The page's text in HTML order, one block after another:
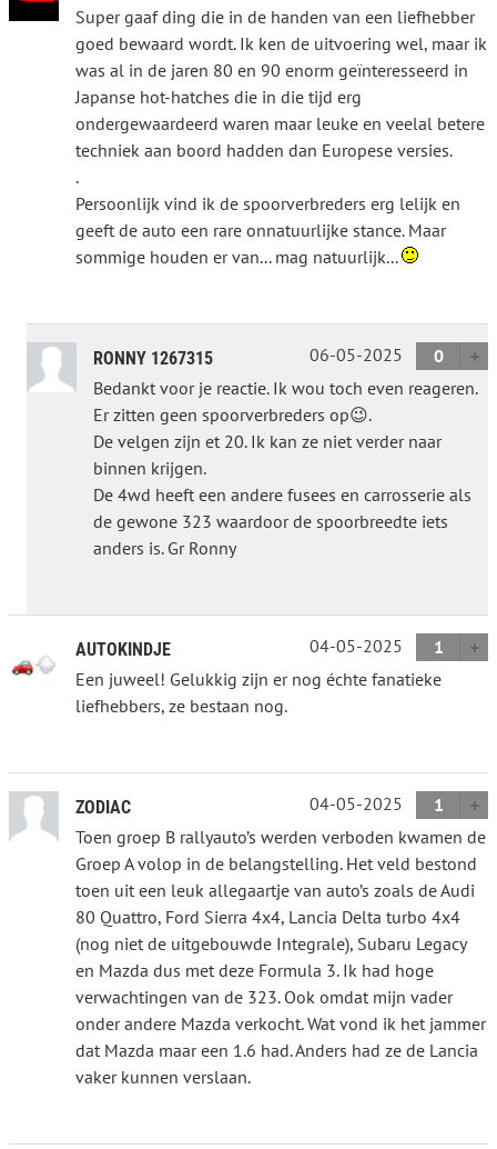
Super gaaf ding die in de handen van een liefhebber
goed bewaard wordt. Ik ken de uitvoering wel, maar ik
was al in de jaren 80 en 90 enorm geïnteresseerd in
Japanse hot-hatches die in die tijd erg
ondergewaardeerd waren maar leuke en veelal betere
techniek aan boord hadden dan Europese versies.
.
Persoonlijk vind ik de spoorverbreders erg lelijk en
geeft de auto een rare onnatuurlijke stance. Maar
sommige houden er van... mag natuurlijk...
RONNY 1267315 06-05-2025
0
Bedankt voor je reactie. Ik wou toch even reageren.
Er zitten geen spoorverbreders op😉.
De velgen zijn et 20. Ik kan ze niet verder naar
binnen krijgen.
De 4wd heeft een andere fusees en carrosserie als
de gewone 323 waardoor de spoorbreedte iets
anders is. Gr Ronny
AUTOKINDJE 04-05-2025
1
Een juweel! Gelukkig zijn er nog échte fanatieke
liefhebbers, ze bestaan nog.
ZODIAC 04-05-2025
1
Toen groep B rallyauto’s werden verboden kwamen de
Groep A volop in de belangstelling. Het veld bestond
toen uit een leuk allegaartje van auto’s zoals de Audi
80 Quattro, Ford Sierra 4x4, Lancia Delta turbo 4x4
(nog niet de uitgebouwde Integrale), Subaru Legacy
en Mazda dus met deze Formula 3. Ik had hoge
verwachtingen van de 323. Ook omdat mijn vader
onder andere Mazda verkocht. Wat vond ik het jammer
dat Mazda maar een 1.6 had. Anders had ze de Lancia
vaker kunnen verslaan.